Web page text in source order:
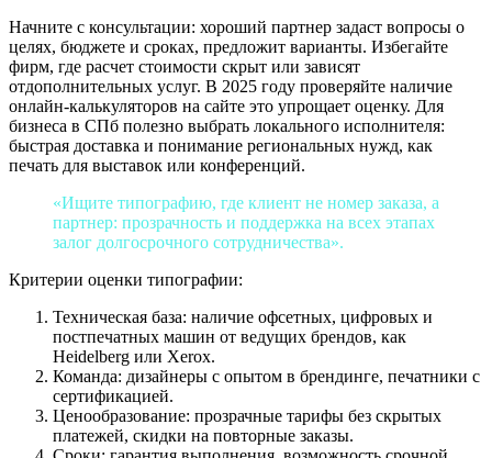
Начните с консультации: хороший партнер задаст вопросы о
целях, бюджете и сроках, предложит варианты. Избегайте
фирм, где расчет стоимости скрыт или зависят
отдополнительных услуг. В 2025 году проверяйте наличие
онлайн-калькуляторов на сайте это упрощает оценку. Для
бизнеса в СПб полезно выбрать локального исполнителя:
быстрая доставка и понимание региональных нужд, как
печать для выставок или конференций.
«Ищите типографию, где клиент не номер заказа, а
партнер: прозрачность и поддержка на всех этапах
залог долгосрочного сотрудничества».
Критерии оценки типографии:
Техническая база: наличие офсетных, цифровых и
постпечатных машин от ведущих брендов, как
Heidelberg или Xerox.
Команда: дизайнеры с опытом в брендинге, печатники с
сертификацией.
Ценообразование: прозрачные тарифы без скрытых
платежей, скидки на повторные заказы.